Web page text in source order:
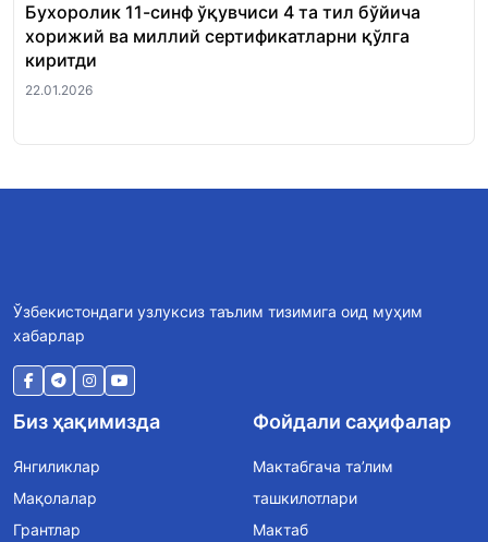
Бухоролик 11-синф ўқувчиси 4 та тил бўйича
хорижий ва миллий сертификатларни қўлга
киритди
22.01.2026
Ўзбекистондаги узлуксиз таълим тизимига оид муҳим
хабарлар
Биз ҳақимизда
Янгиликлар
Мақолалар
Грантлар
Фойдали саҳифалар
Мактабгача та’лим
ташкилотлари
Мактаб